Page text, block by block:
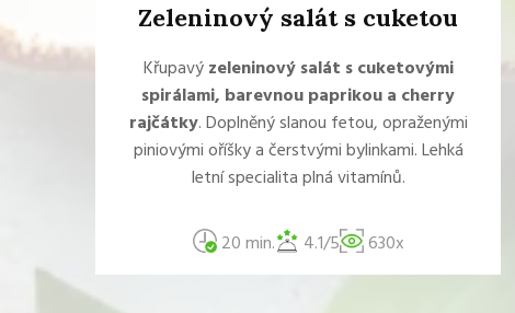
Zeleninový salát s cuketou
Křupavýzeleninový salát s cuketovými
spirálami, barevnou paprikou a cherry
rajčátky. Doplněný slanou fetou, opraženými
piniovými oříšky a čerstvými bylinkami. Lehká
letní specialita plná vitamínů.
20 min. 4.1/5 630x